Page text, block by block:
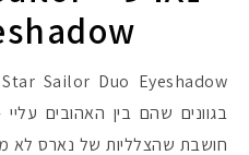
בגוונים שהם בין האהובים
חושבת שהצלליות של נארס לא